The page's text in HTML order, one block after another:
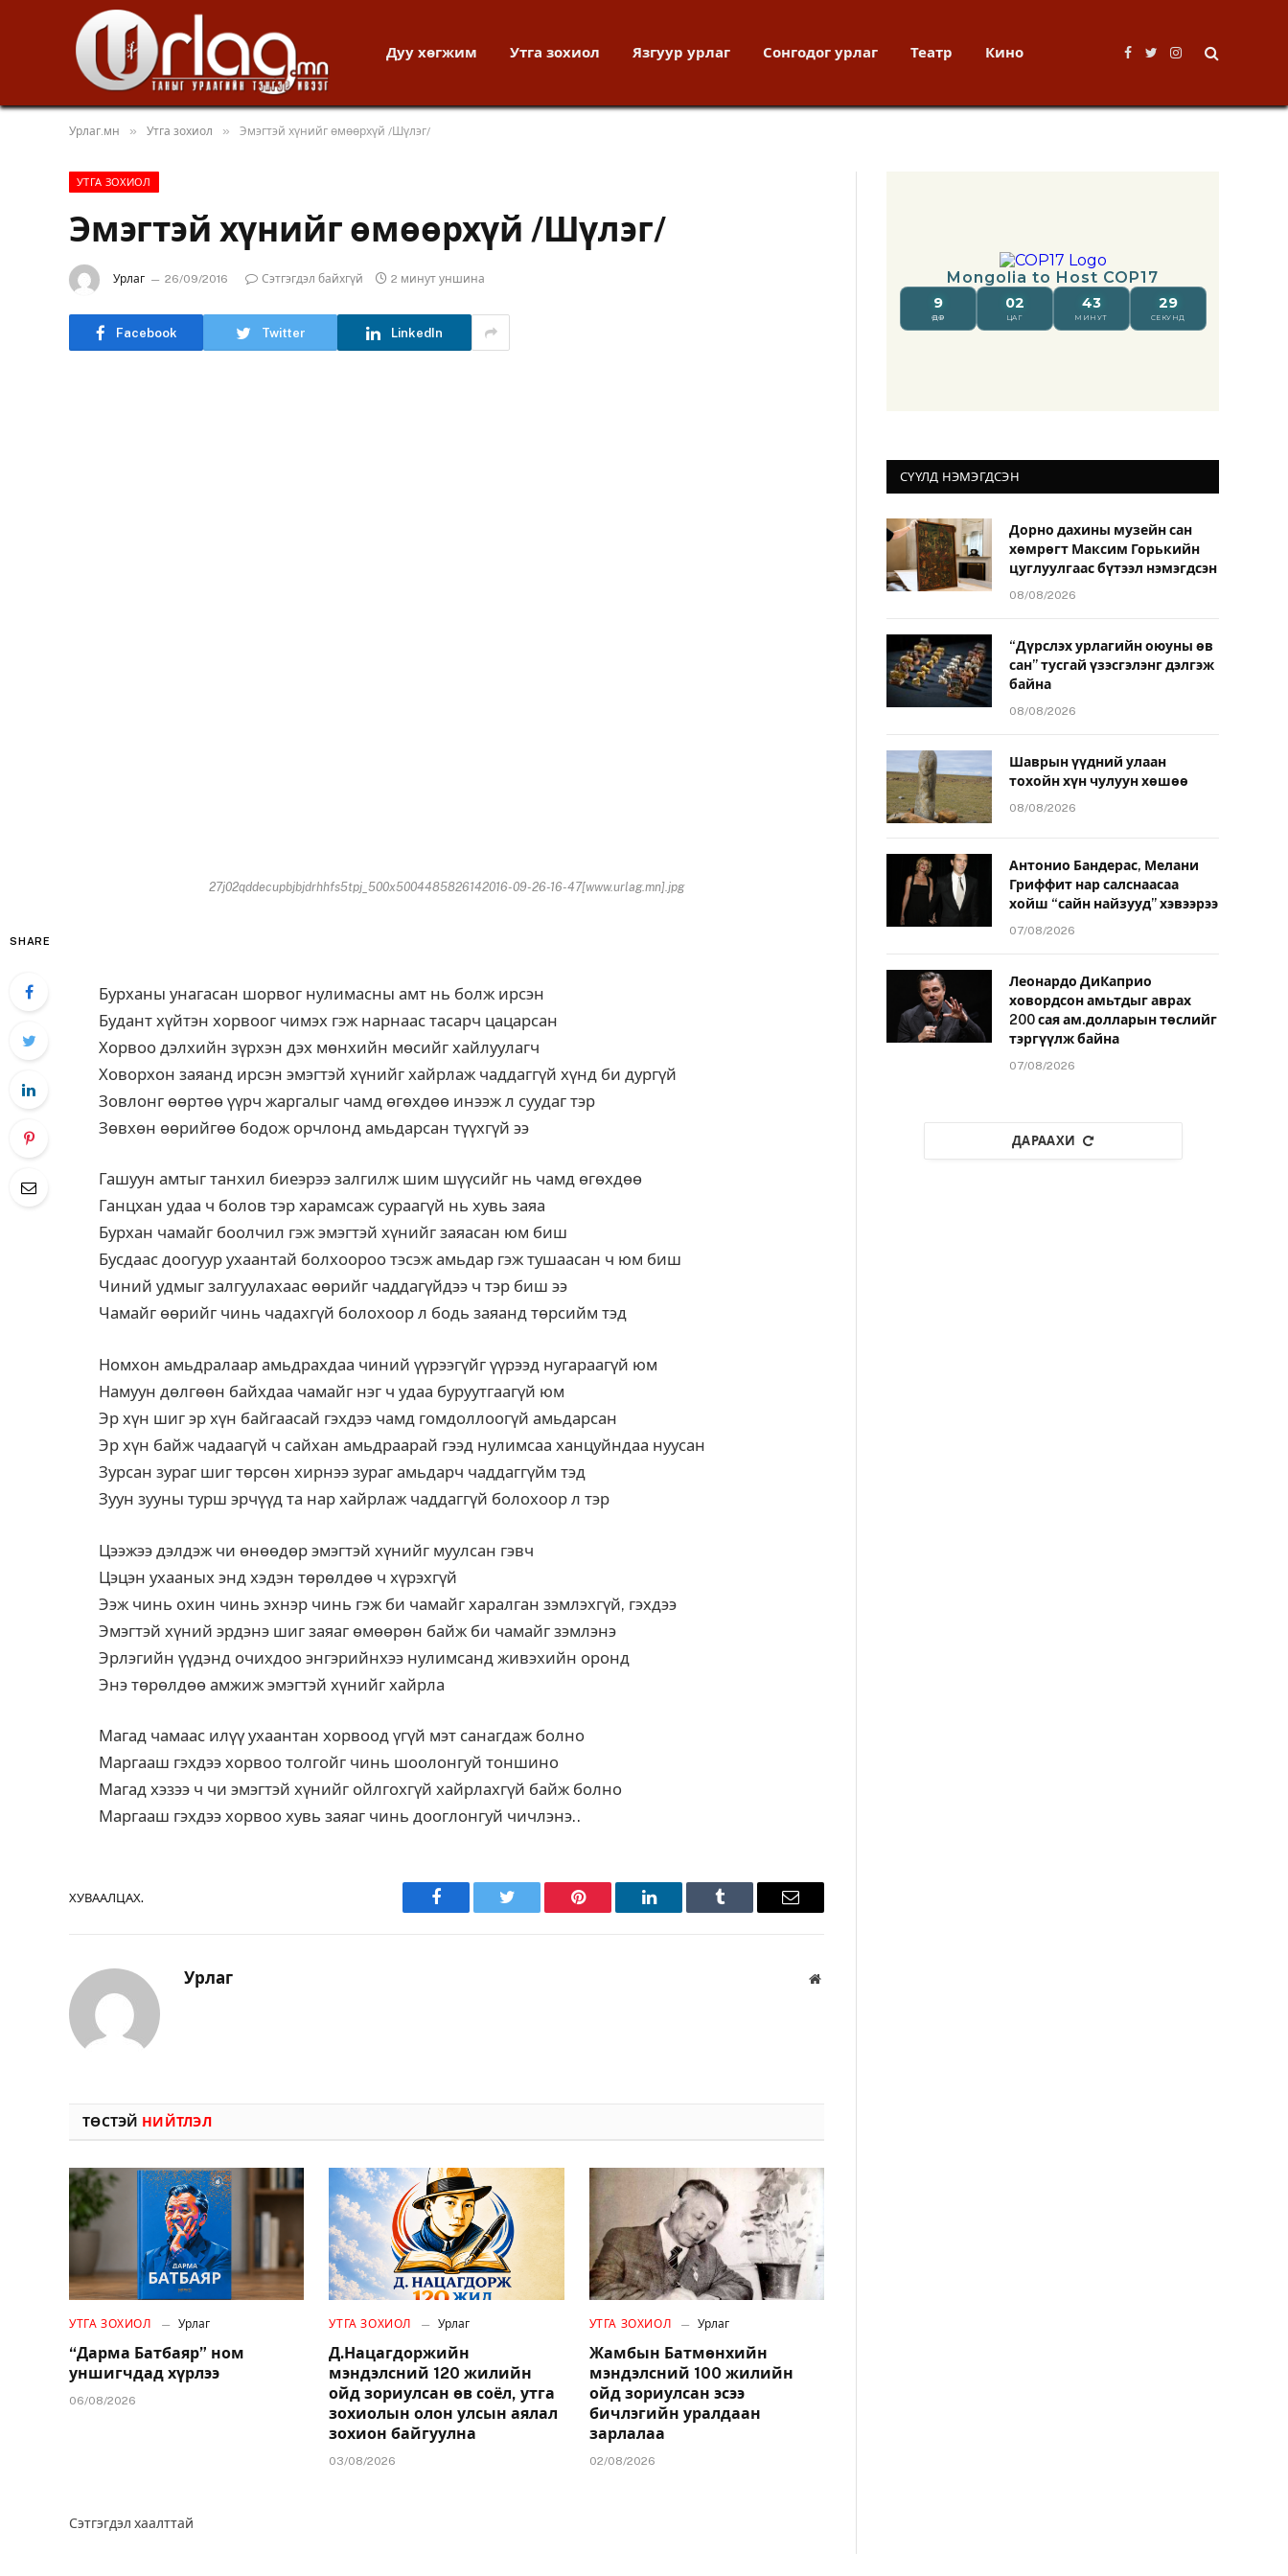
Дуу хөгжим Утга зохиол Язгуур урлаг Сонгодог урлаг Театр Кино
Facebook
TwitterInstagram
Урлаг.мн » Утга зохиол » Эмэгтэй хүнийг өмөөрхүй /Шүлэг/
УТГА ЗОХИОЛ
Эмэгтэй хүнийг өмөөрхүй /Шүлэг/
Урлаг 26/09/2016 Сэтгэгдэл байхгүй 2 минут уншина
Facebook Twitter LinkedIn
27j02qddecupbjbjdrhhfs5tpj_500x5004485826142016-09-26-16-47[www.urlag.mn].jpg
SHARE
Бурханы унагасан шорвог нулимасны амт нь болж ирсэн
Будант хүйтэн хорвоог чимэх гэж нарнаас тасарч цацарсан
Хорвоо дэлхийн зүрхэн дэх мөнхийн мөсийг хайлуулагч
Ховорхон заяанд ирсэн эмэгтэй хүнийг хайрлаж чаддаггүй хүнд би дургүй
Зовлонг өөртөө үүрч жаргалыг чамд өгөхдөө инээж л суудаг тэр
Зөвхөн өөрийгөө бодож орчлонд амьдарсан түүхгүй ээ
Гашуун амтыг танхил биеэрээ залгилж шим шүүсийг нь чамд өгөхдөө
Ганцхан удаа ч болов тэр харамсаж сураагүй нь хувь заяа
Бурхан чамайг боолчил гэж эмэгтэй хүнийг заяасан юм биш
Бусдаас доогуур ухаантай болхоороо тэсэж амьдар гэж тушаасан ч юм биш
Чиний удмыг залгуулахаас өөрийг чаддагүйдээ ч тэр биш ээ
Чамайг өөрийг чинь чадахгүй болохоор л бодь заяанд төрсийм тэд
Номхон амьдралаар амьдрахдаа чиний үүрээгүйг үүрээд нугараагүй юм
Намуун дөлгөөн байхдаа чамайг нэг ч удаа буруутгаагүй юм
Эр хүн шиг эр хүн байгаасай гэхдээ чамд гомдоллоогүй амьдарсан
Эр хүн байж чадаагүй ч сайхан амьдраарай гээд нулимсаа ханцуйндаа нуусан
Зурсан зураг шиг төрсөн хирнээ зураг амьдарч чаддаггүйм тэд
Зуун зууны турш эрчүүд та нар хайрлаж чаддаггүй болохоор л тэр
Цээжээ дэлдэж чи өнөөдөр эмэгтэй хүнийг муулсан гэвч
Цэцэн ухааных энд хэдэн төрөлдөө ч хүрэхгүй
Ээж чинь охин чинь эхнэр чинь гэж би чамайг харалган зэмлэхгүй, гэхдээ
Эмэгтэй хүний эрдэнэ шиг заяаг өмөөрөн байж би чамайг зэмлэнэ
Эрлэгийн үүдэнд очихдоо энгэрийнхээ нулимсанд живэхийн оронд
Энэ төрөлдөө амжиж эмэгтэй хүнийг хайрла
Магад чамаас илүү ухаантан хорвоод үгүй мэт санагдаж болно
Маргааш гэхдээ хорвоо толгойг чинь шоолонгуй тоншино
Магад хэзээ ч чи эмэгтэй хүнийг ойлгохгүй хайрлахгүй байж болно
Маргааш гэхдээ хорвоо хувь заяаг чинь дооглонгуй чичлэнэ..
ХУВААЛЦАХ.
Facebook Twitter Pinterest LinkedIn Tumblr Имэйл
Урлаг Вэбсайт
ТӨСТЭЙ НИЙТЛЭЛ
УТГА ЗОХИОЛ Урлаг
“Дарма Батбаяр” ном
уншигчдад хүрлээ
06/08/2026
УТГА ЗОХИОЛ Урлаг
Д.Нацагдоржийн
мэндэлсний 120 жилийн
ойд зориулсан өв соёл, утга
зохиолын олон улсын аялал
зохион байгуулна
03/08/2026
УТГА ЗОХИОЛ Урлаг
Жамбын Батмөнхийн
мэндэлсний 100 жилийн
ойд зориулсан эсээ
бичлэгийн уралдаан
зарлалаа
02/08/2026
Сэтгэгдэл хаалттай
СҮҮЛД НЭМЭГДСЭН
Дорно дахины музейн сан
хөмрөгт Максим Горькийн
цуглуулгаас бүтээл нэмэгдсэн
08/08/2026
“Дүрслэх урлагийн оюуны өв
сан” тусгай үзэсгэлэнг дэлгэж
байна
08/08/2026
Шаврын үүдний улаан
тохойн хүн чулуун хөшөө
08/08/2026
Антонио Бандерас, Мелани
Гриффит нар салснаасаа
хойш “сайн найзууд” хэвээрээ
07/08/2026
Леонардо ДиКаприо
ховордсон амьтдыг аврах
200 сая ам.долларын төслийг
тэргүүлж байна
07/08/2026
ДАРААХИ